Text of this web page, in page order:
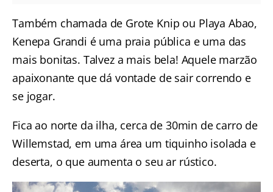
Também chamada de Grote Knip ou Playa Abao,
Kenepa Grandi é uma praia pública e uma das
mais bonitas. Talvez a mais bela! Aquele marzão
apaixonante que dá vontade de sair correndo e
se jogar.
Fica ao norte da ilha, cerca de 30min de carro de
Willemstad, em uma área um tiquinho isolada e
deserta, o que aumenta o seu ar rústico.